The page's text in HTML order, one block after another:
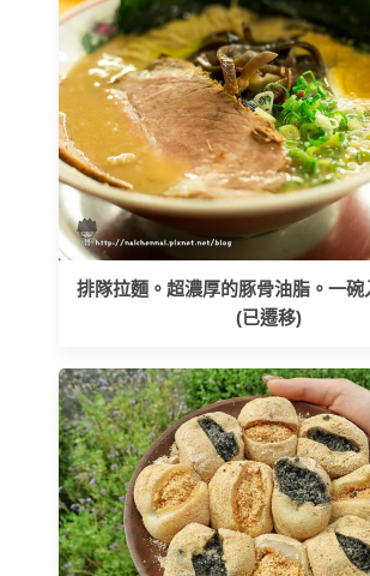
排隊拉麵。超濃厚的豚骨油脂。一碗
(已遷移)